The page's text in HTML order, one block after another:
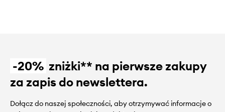
-20% zniżki** na pierwsze zakupy
za zapis do newslettera.
Dołącz do naszej społeczności, aby otrzymywać informacje o